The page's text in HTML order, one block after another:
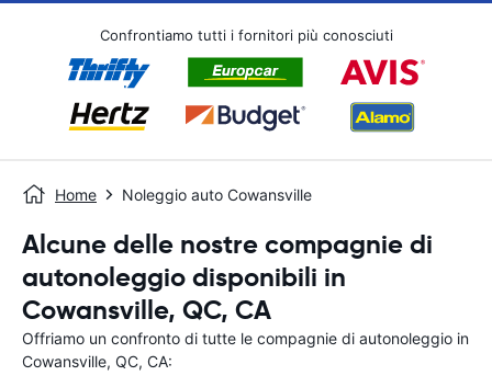
Confrontiamo tutti i fornitori più conosciuti
Home Noleggio auto Cowansville
Alcune delle nostre compagnie di
autonoleggio disponibili in
Cowansville, QC, CA
Offriamo un confronto di tutte le compagnie di autonoleggio in
Cowansville, QC, CA: